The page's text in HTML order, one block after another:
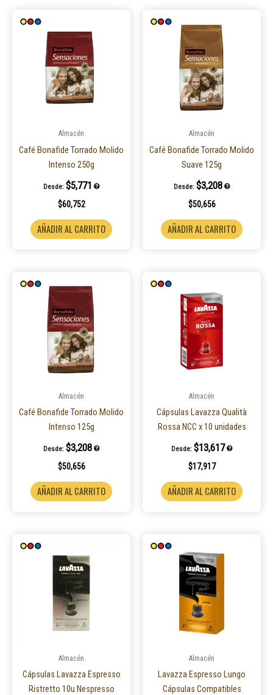
Almacén
Café Bonafide Torrado Molido
Intenso 250g
Desde: $5,771
$60,752
AÑADIR AL CARRITO
Almacén
Café Bonafide Torrado Molido
Suave 125g
Desde: $3,208
$50,656
AÑADIR AL CARRITO
Almacén
Café Bonafide Torrado Molido
Intenso 125g
Desde: $3,208
$50,656
AÑADIR AL CARRITO
Almacén
Cápsulas Lavazza Qualità
Rossa NCC x 10 unidades
Desde: $13,617
$17,917
AÑADIR AL CARRITO
Almacén
Cápsulas Lavazza Espresso
Ristretto 10u Nespresso
Almacén
Lavazza Espresso Lungo
Cápsulas Compatibles